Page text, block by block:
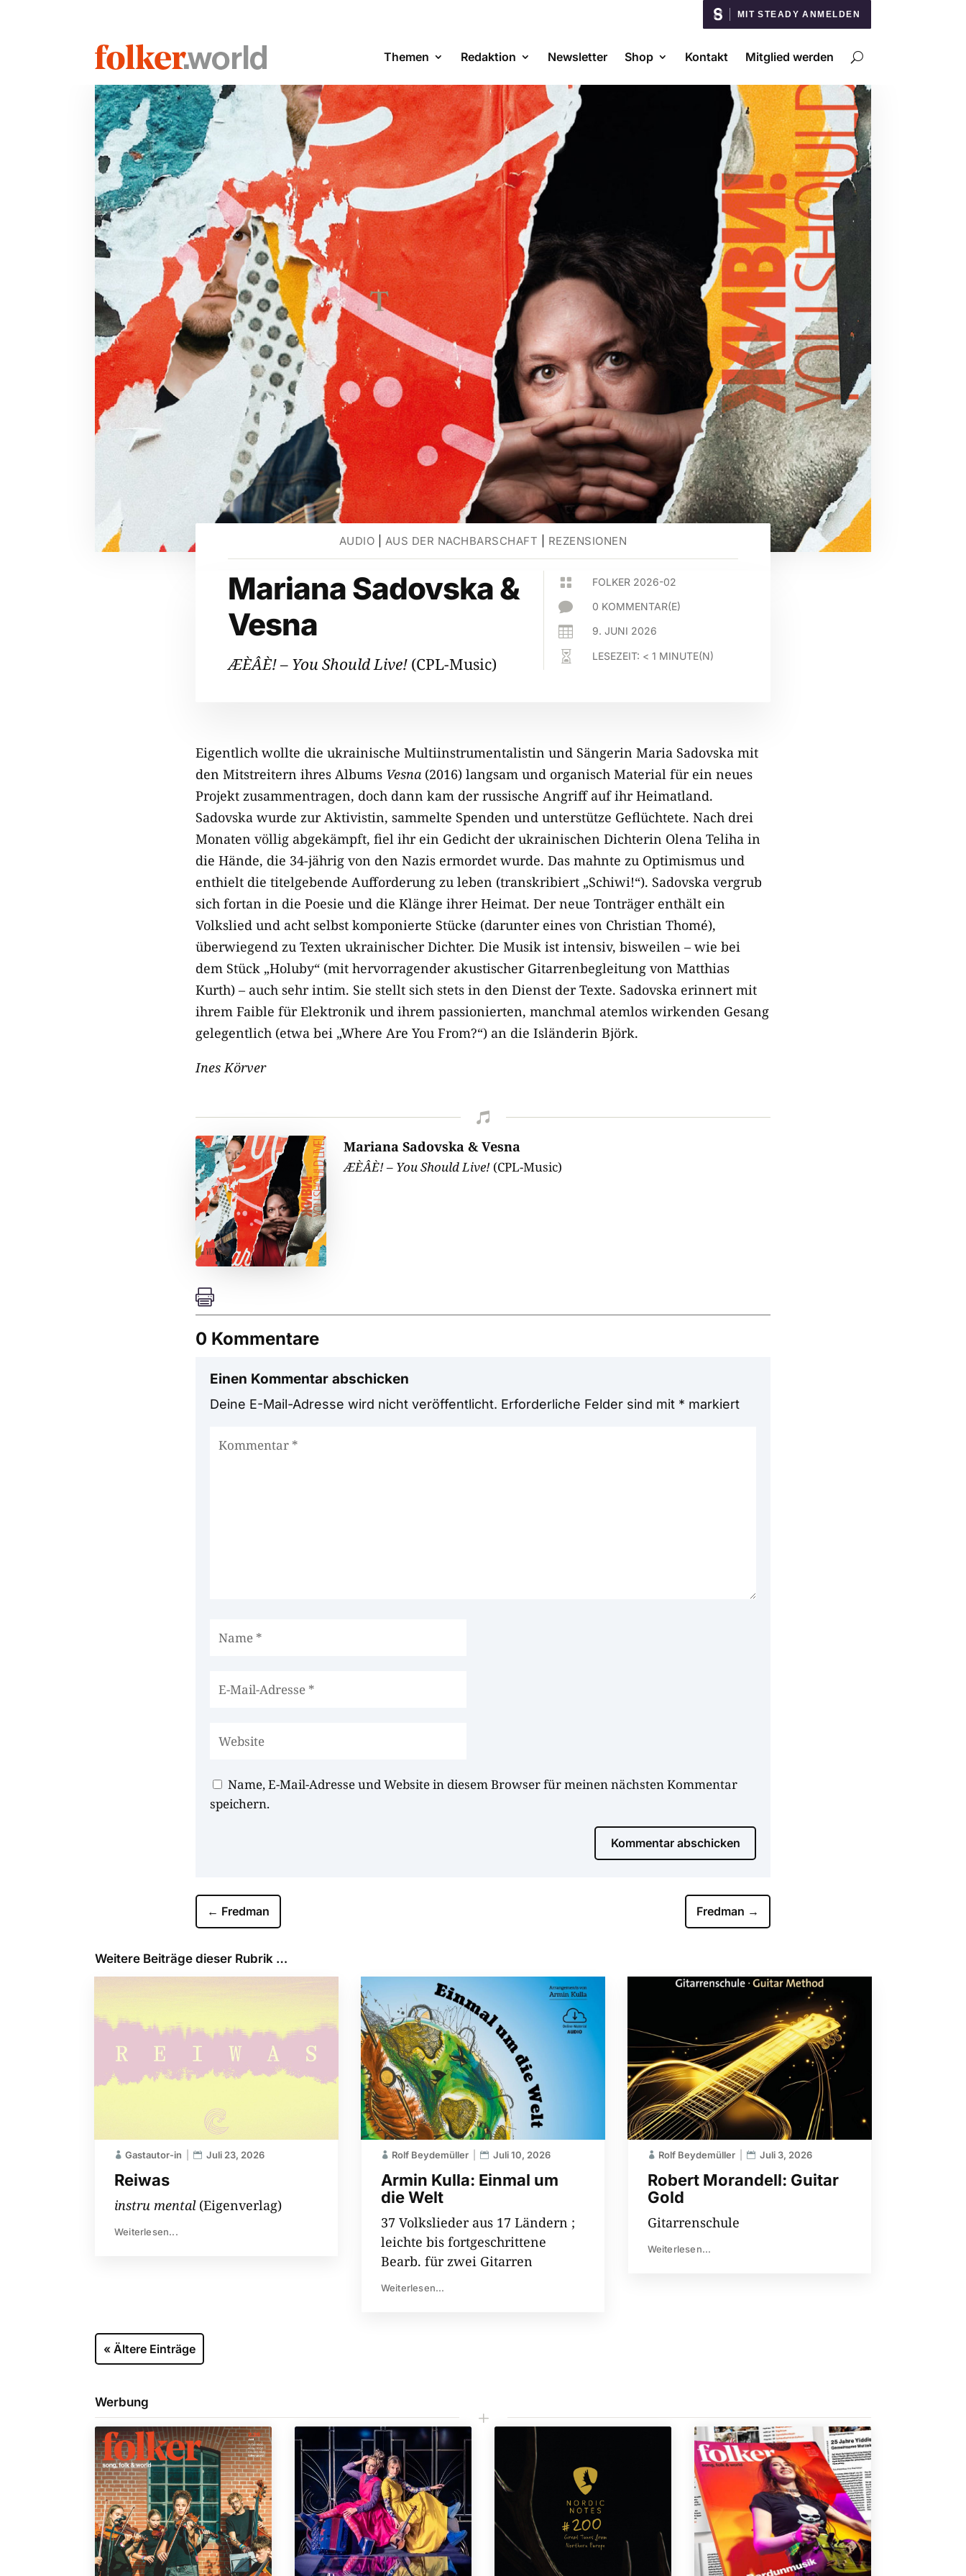
MIT STEADY ANMELDEN
Themen Redaktion Newsletter Shop Kontakt Mitglied werden
AUDIO AUS DER NACHBARSCHAFT REZENSIONEN
Mariana Sadovska &
Vesna
ÆÈÂÈ! – You Should Live! (CPL-Music)
 FOLKER 2026-02
 0 KOMMENTAR(E)
 9. JUNI 2026
 LESEZEIT: < 1 MINUTE(N)
Eigentlich wollte die ukrainische Multiinstrumentalistin und Sängerin Maria Sadovska mit
den Mitstreitern ihres Albums Vesna (2016) langsam und organisch Material für ein neues
Projekt zusammentragen, doch dann kam der russische Angriff auf ihr Heimatland.
Sadovska wurde zur Aktivistin, sammelte Spenden und unterstütze Geflüchtete. Nach drei
Monaten völlig abgekämpft, fiel ihr ein Gedicht der ukrainischen Dichterin Olena Teliha in
die Hände, die 34-jährig von den Nazis ermordet wurde. Das mahnte zu Optimismus und
enthielt die titelgebende Aufforderung zu leben (transkribiert „Schiwi!“). Sadovska vergrub
sich fortan in die Poesie und die Klänge ihrer Heimat. Der neue Tonträger enthält ein
Volkslied und acht selbst komponierte Stücke (darunter eines von Christian Thomé),
überwiegend zu Texten ukrainischer Dichter. Die Musik ist intensiv, bisweilen – wie bei
dem Stück „Holuby“ (mit hervorragender akustischer Gitarrenbegleitung von Matthias
Kurth) – auch sehr intim. Sie stellt sich stets in den Dienst der Texte. Sadovska erinnert mit
ihrem Faible für Elektronik und ihrem passionierten, manchmal atemlos wirkenden Gesang
gelegentlich (etwa bei „Where Are You From?“) an die Isländerin Björk.
Ines Körver

Mariana Sadovska & Vesna
ÆÈÂÈ! – You Should Live! (CPL-Music)

0 Kommentare
Einen Kommentar abschicken
Deine E-Mail-Adresse wird nicht veröffentlicht. Erforderliche Felder sind mit * markiert
Name, E-Mail-Adresse und Website in diesem Browser für meinen nächsten Kommentar
speichern.
Kommentar abschicken
← Fredman Fredman →
Weitere Beiträge dieser Rubrik …
Reiwas
Gastautor-in Juli 23, 2026
instru mental(Eigenverlag)
Weiterlesen...
Armin Kulla: Einmal um
die Welt
Rolf Beydemüller Juli 10, 2026
37 Volkslieder aus 17 Ländern ;
leichte bis fortgeschrittene
Bearb. für zwei Gitarren
Weiterlesen...
Robert Morandell: Guitar
Gold
Rolf Beydemüller Juli 3, 2026
Gitarrenschule
Weiterlesen...
« Ältere Einträge
Werbung
L